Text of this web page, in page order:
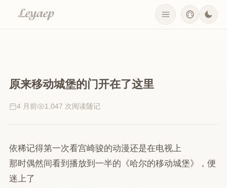
原来移动城堡的门开在了这里
4 月前 1,047 次阅读 随记
依稀记得第一次看宫崎骏的动漫还是在电视上
那时偶然间看到播放到一半的《哈尔的移动城堡》，便
迷上了